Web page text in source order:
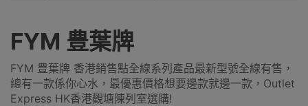
FYM 豊葉牌
FYM 豊葉牌 香港銷售點全線系列產品最新型號全線有售，
總有一款係你心水，最優惠價格想要邊款就邊一款，Outlet
Express HK香港觀塘陳列室選購!